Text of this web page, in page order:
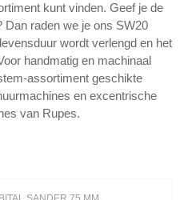
kunt vinden. Geef je de
raden we je ons SW20
wordt verlengd en het
handmatig en machinaal
assortiment geschikte
en excentrische
van Rupes.